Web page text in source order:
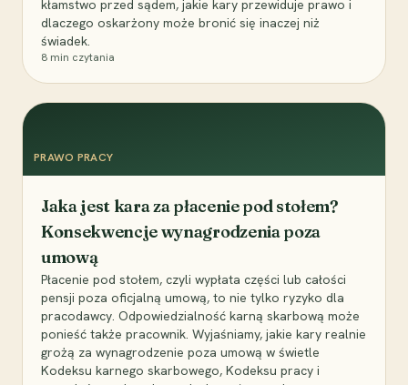
kłamstwo przed sądem, jakie kary przewiduje prawo i
dlaczego oskarżony może bronić się inaczej niż
świadek.
8 min czytania
PRAWO PRACY
Jaka jest kara za płacenie pod stołem?
Konsekwencje wynagrodzenia poza
umową
Płacenie pod stołem, czyli wypłata części lub całości
pensji poza oficjalną umową, to nie tylko ryzyko dla
pracodawcy. Odpowiedzialność karną skarbową może
ponieść także pracownik. Wyjaśniamy, jakie kary realnie
grożą za wynagrodzenie poza umową w świetle
Kodeksu karnego skarbowego, Kodeksu pracy i